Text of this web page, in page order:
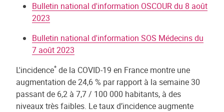
Bulletin national d'information OSCOUR du 8 août
2023
Bulletin national d'information SOS Médecins du
7 août 2023
L'incidence* de la COVID-19 en France montre une
augmentation de 24,6 % par rapport à la semaine 30
passant de 6,2 à 7,7 / 100 000 habitants, à des
niveaux très faibles. Le taux d’incidence augmente